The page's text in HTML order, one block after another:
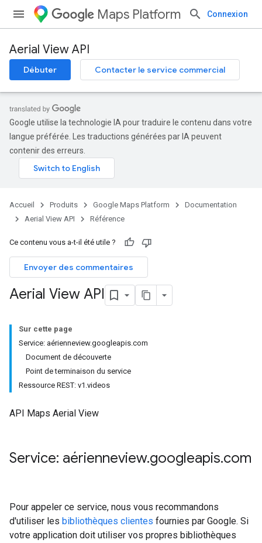
Maps Platform Connexion
Aerial View API
Débuter Contacter le service commercial
Google utilise la technologie IA pour traduire le contenu dans votre
langue préférée. Les traductions générées par IA peuvent
contenir des erreurs.
Accueil Produits Google Maps Platform
Documentation
Aerial View API
Référence
Ce contenu vous a-t-il été utile ?
Envoyer des commentaires
Aerial View API
Sur cette page
Service: aérienneview.googleapis.com
Document de découverte
Point de terminaison du service
Ressource REST: v1.videos
API Maps Aerial View
Service: aérienneview.googleapis.com
Pour appeler ce service, nous vous recommandons
d'utiliser les bibliothèques clientes fournies par Google. Si
votre application doit utiliser vos propres bibliothèques